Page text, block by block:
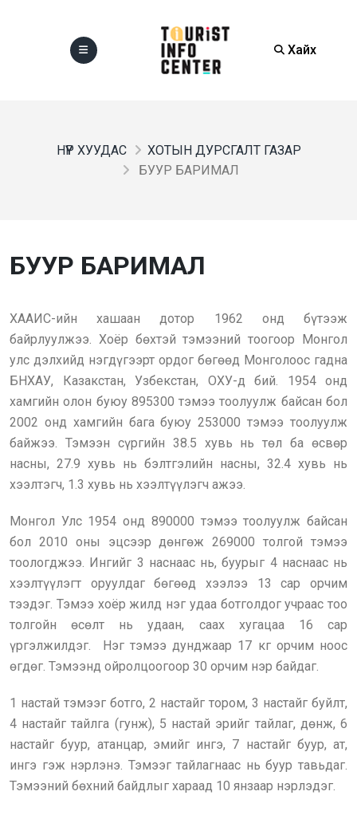
Хайх
НҮҮР ХУУДАС
ХОТЫН ДУРСГАЛТ ГАЗАР
БУУР БАРИМАЛ
БУУР БАРИМАЛ
ХААИС-ийн хашаан дотор 1962 онд бүтээж
байрлуулжээ. Хоёр бөхтэй тэмээний тоогоор Монгол
улс дэлхийд нэгдүгээрт ордог бөгөөд Монголоос гадна
БНХАУ, Казакстан, Узбекстан, ОХУ-д бий. 1954 онд
хамгийн олон буюу 895300 тэмээ тоолуулж байсан бол
2002 онд хамгийн бага буюу 253000 тэмээ тоолуулж
байжээ. Тэмээн сүргийн 38.5 хувь нь төл ба өсвөр
насны, 27.9 хувь нь бэлтгэлийн насны, 32.4 хувь нь
хээлтэгч, 1.3 хувь нь хээлтүүлэгч ажээ.
Монгол Улс 1954 онд 890000 тэмээ тоолуулж байсан
бол 2010 оны эцсээр дөнгөж 269000 толгой тэмээ
тоологджээ. Ингийг 3 наснаас нь, буурыг 4 наснаас нь
хээлтүүлэгт оруулдаг бөгөөд хээлээ 13 сар орчим
тээдэг. Тэмээ хоёр жилд нэг удаа ботголдог учраас тоо
толгойн өсөлт нь удаан, саах хугацаа 16 сар
үргэлжилдэг. Нэг тэмээ дунджаар 17 кг орчим ноос
өгдөг. Тэмээнд ойролцоогоор 30 орчим нэр байдаг.
1 настай тэмээг ботго, 2 настайг тором, 3 настайг буйлт,
4 настайг тайлга (гунж), 5 настай эрийг тайлаг, дөнж, 6
настайг буур, атанцар, эмийг ингэ, 7 настайг буур, ат,
ингэ гэж нэрлэнэ. Тэмээг тайлагнаас нь буур тавьдаг.
Тэмээний бөхний байдлыг хараад 10 янзаар нэрлэдэг.